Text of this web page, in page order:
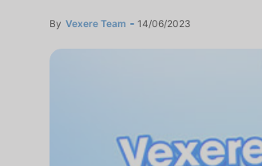
By Vexere Team 14/06/2023